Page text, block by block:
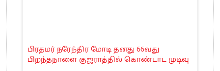
பிரதமர் நரேந்திர மோடி தனது 66வது
பிறந்தநாளை குஜராத்தில் கொண்டாட முடிவு